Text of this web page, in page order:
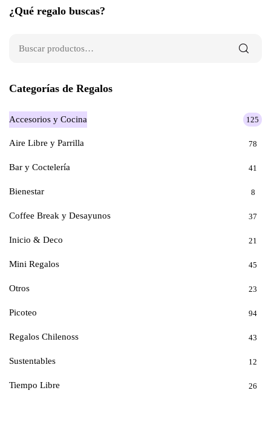
¿Qué regalo buscas?
Categorías de Regalos
Accesorios y Cocina 125
Aire Libre y Parrilla 78
Bar y Coctelería 41
Bienestar 8
Coffee Break y Desayunos 37
Inicio & Deco 21
Mini Regalos 45
Otros 23
Picoteo 94
Regalos Chilenoss 43
Sustentables 12
Tiempo Libre 26